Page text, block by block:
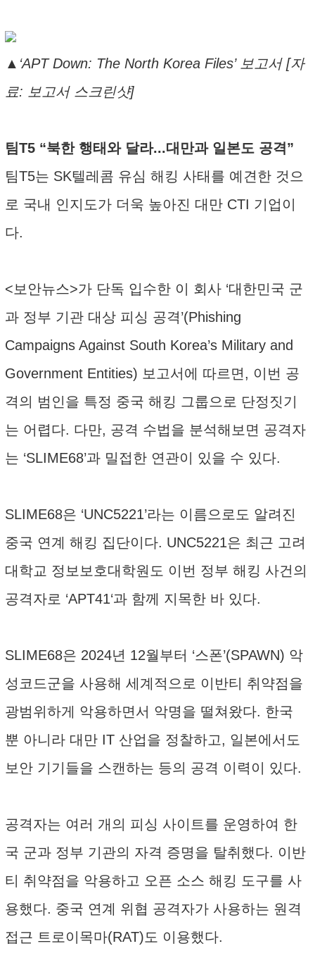
▲‘APT Down: The North Korea Files’ 보고서 [자
료: 보고서 스크린샷]
팀T5 “북한 행태와 달라...대만과 일본도 공격”
팀T5는 SK텔레콤 유심 해킹 사태를 예견한 것으
로 국내 인지도가 더욱 높아진 대만 CTI 기업이
다.
<보안뉴스>가 단독 입수한 이 회사 ‘대한민국 군
과 정부 기관 대상 피싱 공격’(Phishing
Campaigns Against South Korea’s Military and
Government Entities) 보고서에 따르면, 이번 공
격의 범인을 특정 중국 해킹 그룹으로 단정짓기
는 어렵다. 다만, 공격 수법을 분석해보면 공격자
는 ‘SLIME68’과 밀접한 연관이 있을 수 있다.
SLIME68은 ‘UNC5221’라는 이름으로도 알려진
중국 연계 해킹 집단이다. UNC5221은 최근 고려
대학교 정보보호대학원도 이번 정부 해킹 사건의
공격자로 ‘APT41‘과 함께 지목한 바 있다.
SLIME68은 2024년 12월부터 ‘스폰’(SPAWN) 악
성코드군을 사용해 세계적으로 이반티 취약점을
광범위하게 악용하면서 악명을 떨쳐왔다. 한국
뿐 아니라 대만 IT 산업을 정찰하고, 일본에서도
보안 기기들을 스캔하는 등의 공격 이력이 있다.
공격자는 여러 개의 피싱 사이트를 운영하여 한
국 군과 정부 기관의 자격 증명을 탈취했다. 이반
티 취약점을 악용하고 오픈 소스 해킹 도구를 사
용했다. 중국 연계 위협 공격자가 사용하는 원격
접근 트로이목마(RAT)도 이용했다.